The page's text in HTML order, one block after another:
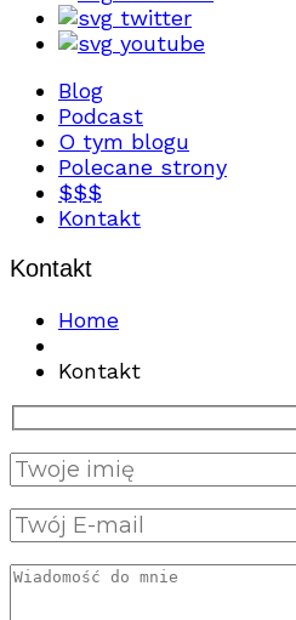
twitter
youtube
Blog
Podcast
O tym blogu
Polecane strony
$$$
Kontakt
Kontakt
Home
Kontakt